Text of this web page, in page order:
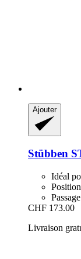
Ajouter
Stübben
Idéal
CHF 173.00
Livraison